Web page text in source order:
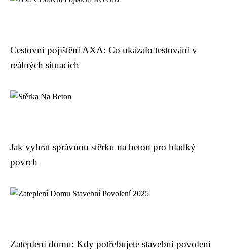
Cestovní pojištění AXA: Co ukázalo testování v
reálných situacích
Jak vybrat správnou stěrku na beton pro hladký
povrch
Zateplení domu: Kdy potřebujete stavební povolení